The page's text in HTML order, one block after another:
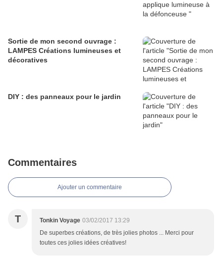
Sortie de mon second ouvrage :
LAMPES Créations lumineuses et
décoratives
DIY : des panneaux pour le jardin
Commentaires
Ajouter un commentaire
T Tonkin Voyage 03/02/2017 13:29
De superbes créations, de très jolies photos ... Merci pour
toutes ces jolies idées créatives!